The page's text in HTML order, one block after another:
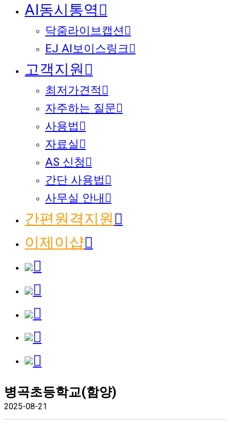
AI동시통역
닥줌라이브캡션
EJ AI보이스링크
고객지원
최저가견적
자주하는 질문
사용법
자료실
AS 신청
간단 사용법
사무실 안내
간편원격지원
이제이샵
병곡초등학교(함양)
2025-08-21